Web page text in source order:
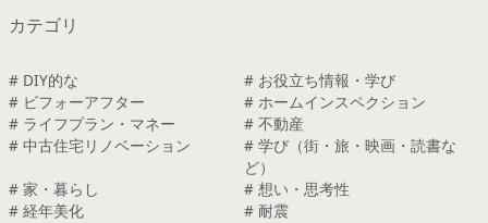
カテゴリ
# DIY的な
# お役立ち情報・学び
# ビフォーアフター
# ホームインスペクション
# ライフプラン・マネー
# 不動産
# 中古住宅リノベーション
# 学び（街・旅・映画・読書な
ど）
# 家・暮らし
# 想い・思考性
# 経年美化
# 耐震